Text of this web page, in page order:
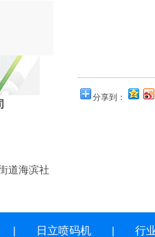
分享到：
道海滨社
| 日立喷码机 | 行